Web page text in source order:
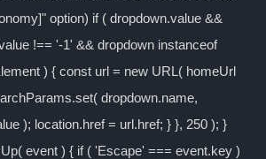
option) if ( dropdown.value &&
!== '-1' && dropdown instanceof
) { const url = new URL( homeUrl
dropdown.name,
); location.href = url.href; } }, 250 ); }
event ) { if ( 'Escape' === event.key )